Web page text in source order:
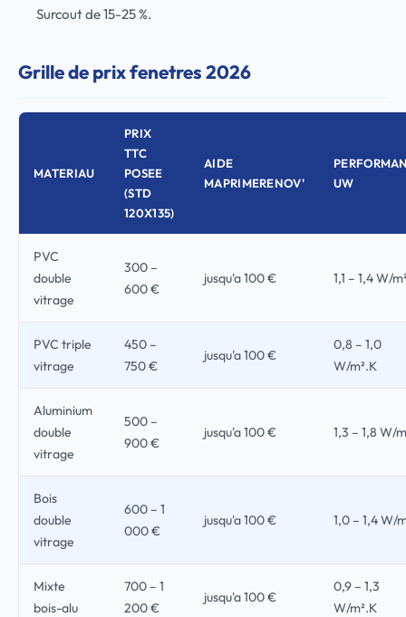
Surcout de 15-25 %.
Grille de prix fenetres 2026
MATERIAU
PRIX
TTC
POSEE
(STD
120X135)
AIDE
MAPRIMERENOV'
UW
PVC
double
vitrage
300 –
600 €
jusqu'a 100 € 1,1 – 1,4 W/
PVC triple
vitrage
450 –
750 €
jusqu'a 100 €
0,8 – 1,0
W/m².K
Aluminium
double
vitrage
500 –
900 €
jusqu'a 100 € 1,3 – 1,8 W/
Bois
double
vitrage
600 – 1
000 €
jusqu'a 100 € 1,0 – 1,4 W/
Mixte
bois-alu
700 – 1
200 €
jusqu'a 100 €
0,9 – 1,3
W/m².K